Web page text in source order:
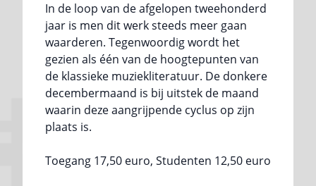
In de loop van de afgelopen tweehonderd
jaar is men dit werk steeds meer gaan
waarderen. Tegenwoordig wordt het
gezien als één van de hoogtepunten van
de klassieke muziekliteratuur. De donkere
decembermaand is bij uitstek de maand
waarin deze aangrijpende cyclus op zijn
plaats is.
Toegang 17,50 euro, Studenten 12,50 euro